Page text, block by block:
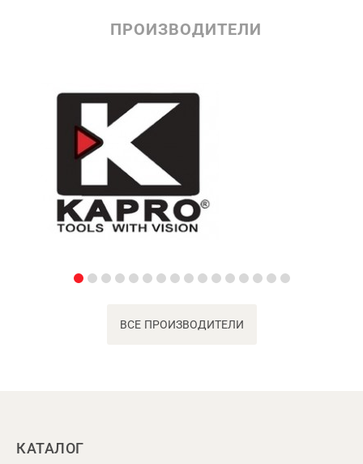
ПРОИЗВОДИТЕЛИ
ВСЕ ПРОИЗВОДИТЕЛИ
КАТАЛОГ